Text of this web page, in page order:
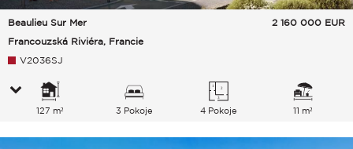
Beaulieu Sur Mer
Francouzská Riviéra, Francie
2 160 000 EUR
V2036SJ
127 m² 3 Pokoje 4 Pokoje 11 m²